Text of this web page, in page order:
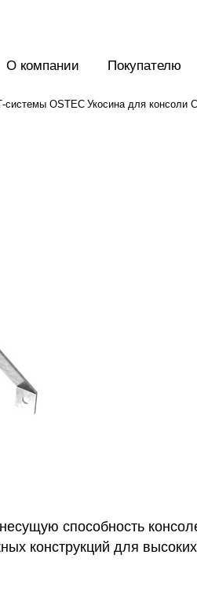
О компании Покупателю
системы OSTEC Укосина для консоли
способность
конструкций для высоких